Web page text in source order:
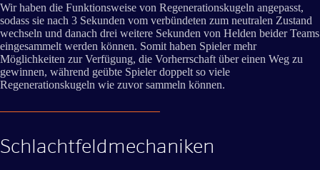
Wir haben die Funktionsweise von Regenerationskugeln angepasst,
sodass sie nach 3 Sekunden vom verbündeten zum neutralen Zustand
wechseln und danach drei weitere Sekunden von Helden beider Teams
eingesammelt werden können. Somit haben Spieler mehr
Möglichkeiten zur Verfügung, die Vorherrschaft über einen Weg zu
gewinnen, während geübte Spieler doppelt so viele
Regenerationskugeln wie zuvor sammeln können.
Schlachtfeldmechaniken